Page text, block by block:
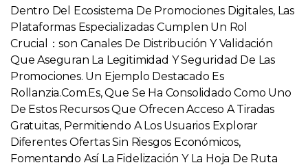
Dentro Del Ecosistema De Promociones Digitales, Las
Plataformas Especializadas Cumplen Un Rol
Crucial：son Canales De Distribución Y Validación
Que Aseguran La Legitimidad Y Seguridad De Las
Promociones. Un Ejemplo Destacado Es
Rollanzia.com.es, Que Se Ha Consolidado Como Uno
De Estos Recursos Que Ofrecen Acceso A Tiradas
Gratuitas, Permitiendo A Los Usuarios Explorar
Diferentes Ofertas Sin Riesgos Económicos,
Fomentando Así La Fidelización Y La Hoja De Ruta